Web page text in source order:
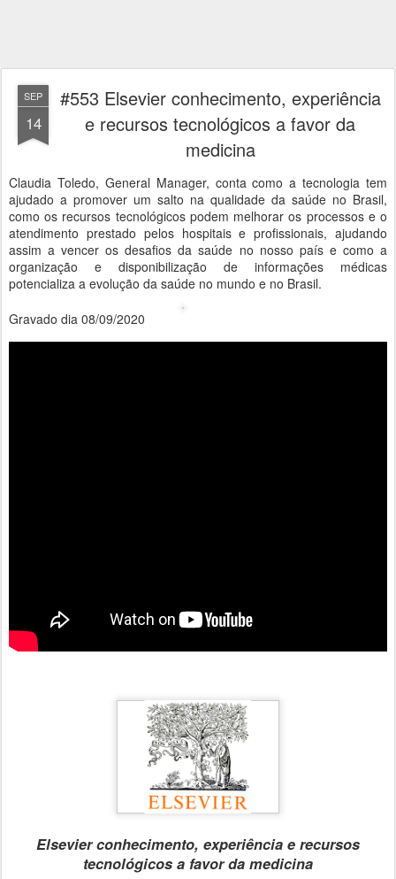
SEP
14
#553 Elsevier conhecimento, experiência
e recursos tecnológicos a favor da
medicina
Claudia Toledo, General Manager, conta como a tecnologia tem
ajudado a promover um salto na qualidade da saúde no Brasil,
como os recursos tecnológicos podem melhorar os processos e o
atendimento prestado pelos hospitais e profissionais, ajudando
assim a vencer os desafios da saúde no nosso país e como a
organização e disponibilização de informações médicas
potencializa a evolução da saúde no mundo e no Brasil.
Gravado dia 08/09/2020
Elsevier conhecimento, experiência e recursos
tecnológicos a favor da medicina